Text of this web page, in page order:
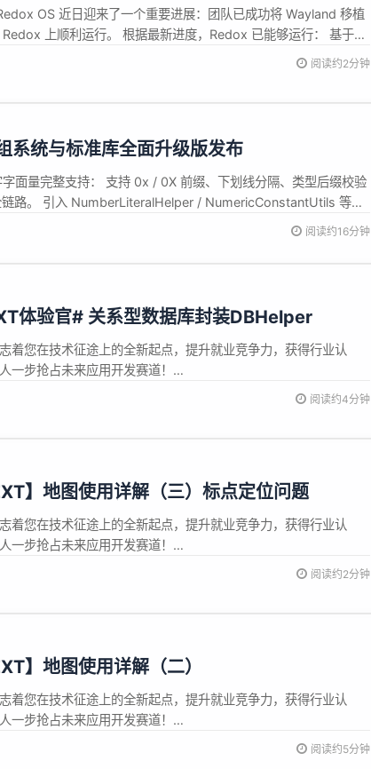
OS 近日迎来了一个重要进展：团队已成功将 Wayland 移植
上顺利运行。 根据最新进度，Redox 已能够运行： 基于
Smallvil GTK 的 Wayland 移植版本 甚至包括
阅读约2分钟
系统与标准库全面升级版发布
面量完整支持： 支持 0x / 0X 前缀、下划线分隔、类型后缀校验
路。 引入 NumberLiteralHelper / NumericConstantUtils 等工
阅读约16分钟
体验官# 关系型数据库封装DBHelper
着您在技术征途上的全新起点，提升就业竞争力，获得行业认
一步抢占未来应用开发赛道！
consumer/cn/training/dev-cert-
阅读约4分钟
】地图使用详解（三）标点定位问题
着您在技术征途上的全新起点，提升就业竞争力，获得行业认
一步抢占未来应用开发赛道！
consumer/cn/training/dev-cert-
阅读约2分钟
】地图使用详解（二）
着您在技术征途上的全新起点，提升就业竞争力，获得行业认
一步抢占未来应用开发赛道！
consumer/cn/training/dev-cert-
阅读约5分钟